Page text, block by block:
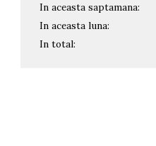
In aceasta saptamana:
In aceasta luna:
In total: